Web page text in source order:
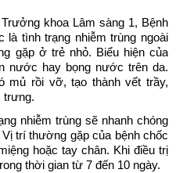
khoa Lâm sàng 1, Bệnh
là tình trạng nhiễm trùng ngoài
gặp ở trẻ nhỏ. Biểu hiện của
nước hay bọng nước trên da.
mủ rồi vỡ, tạo thành vết trầy,
trưng.
nhiễm trùng sẽ nhanh chóng
trí thường gặp của bệnh chốc
hoặc tay chân. Khi điều trị
thời gian từ 7 đến 10 ngày.